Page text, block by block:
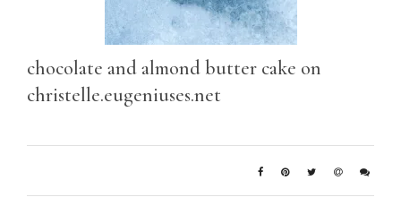
chocolate and almond butter cake on
christelle.eugeniuses.net